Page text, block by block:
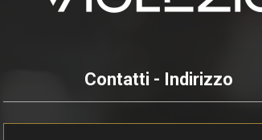
Contatti - Indirizzo